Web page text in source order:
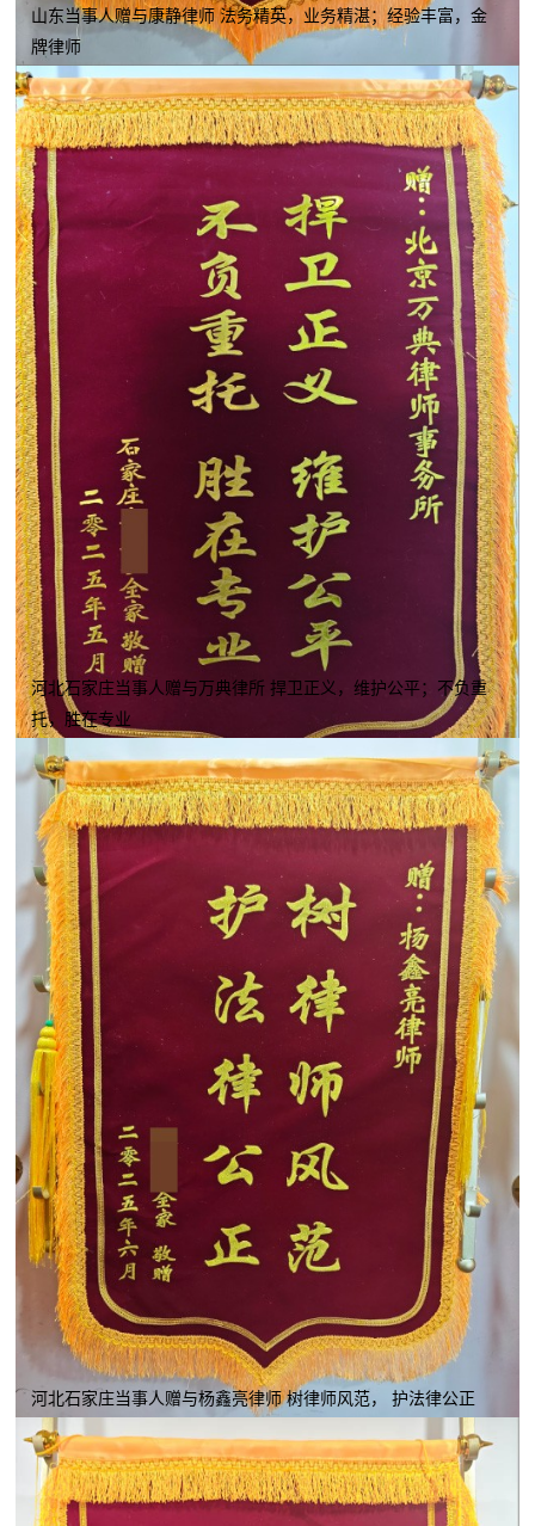
山东当事人赠与康静律师 法务精英，业务精湛；经验丰富，金
牌律师
河北石家庄当事人赠与万典律所 捍卫正义，维护公平；不负重
托，胜在专业
河北石家庄当事人赠与杨鑫亮律师 树律师风范， 护法律公正